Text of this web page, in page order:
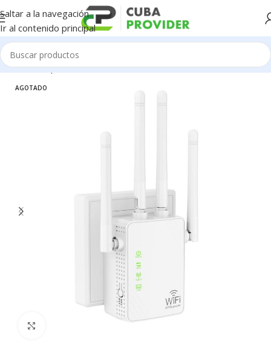
Saltar a la navegación
Ir al contenido principal
Inicio/Componentes de PC/Redes / WiFi / 4G/Accesorios Wifi
AGOTADO